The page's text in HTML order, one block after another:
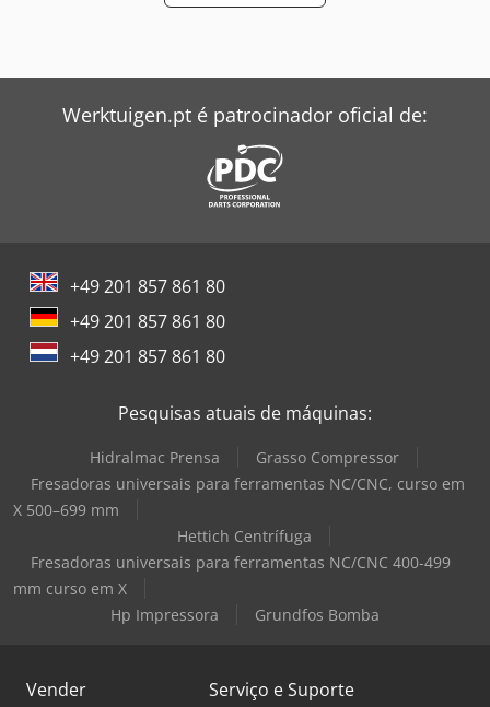
Werktuigen.pt é patrocinador oficial de:
+49 201 857 861 80
+49 201 857 861 80
+49 201 857 861 80
Pesquisas atuais de máquinas:
Hidralmac Prensa
Grasso Compressor
Fresadoras universais para ferramentas NC/CNC, curso em
X 500–699 mm
Hettich Centrífuga
Fresadoras universais para ferramentas NC/CNC 400-499
mm curso em X
Hp Impressora
Grundfos Bomba
Vender Serviço e Suporte